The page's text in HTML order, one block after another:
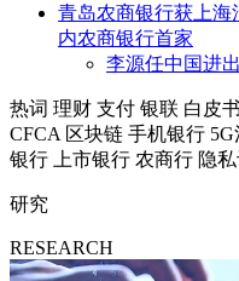
青岛农商银行获上海
内农商银行首家
李源任中国进
热词 理财 支付 银联 白皮书
CFCA 区块链 手机银行 5G
银行
上市银行 农商行 隐
研究
RESEARCH